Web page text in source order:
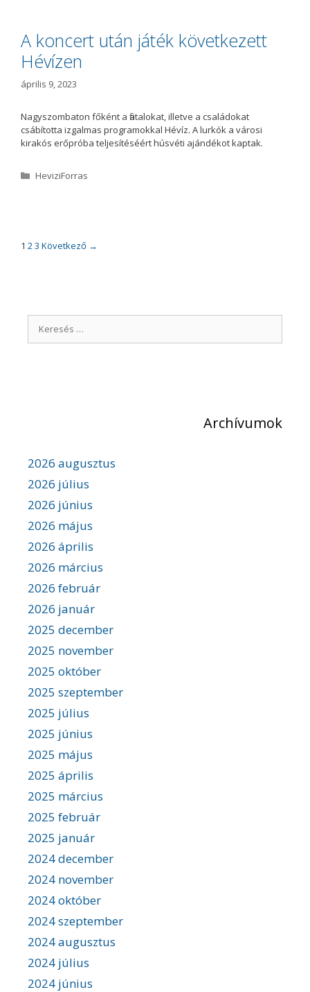
r
i
a
A koncert után játék következett
Hévízen
április 9, 2023
Nagyszombaton főként a fiatalokat, illetve a családokat
csábította izgalmas programokkal Hévíz. A lurkók a városi
kirakós erőpróba teljesítéséért húsvéti ajándékot kaptak.
K
ó
r
HeviziForras
B1 23 Következő →
e
Archívumok
2026 augusztus
2026 július
2026 június
2026 május
2026 április
2026 március
2026 február
2026 január
2025 december
2025 november
2025 október
2025 szeptember
2025 július
2025 június
2025 május
2025 április
2025 március
2025 február
2025 január
2024 december
2024 november
2024 október
2024 szeptember
2024 augusztus
2024 július
2024 június